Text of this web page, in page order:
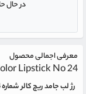
در حال
معرفی اجمالی محصول
Lipstick No 24
رژ لب جامد ریچ کالر شماره 24 نوت